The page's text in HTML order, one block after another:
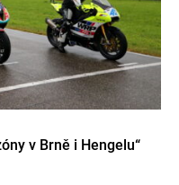
v Brně i Hengelu“